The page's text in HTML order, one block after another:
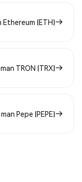
Ethereum (ETH)
TRON (TRX)
Pepe (PEPE)